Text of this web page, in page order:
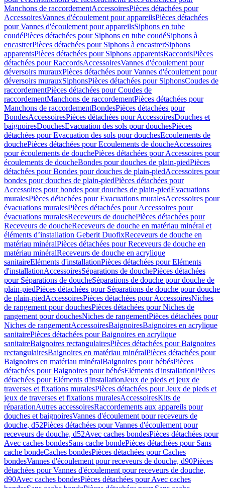
Manchons de raccordementAccessoiresPièces détachées pour
AccessoiresVannes d'écoulement pour appareilsPièces détachées
pour Vannes d'écoulement pour appareilsSiphons en tube
coudéPièces détachées pour Siphons en tube coudéSiphons à
encastrerPièces détachées pour Siphons à encastrerSiphons
apparentsPièces détachées pour Siphons apparentsRaccordsPièces
détachées pour RaccordsAccessoiresVannes d'écoulement pour
déversoirs murauxPièces détachées pour Vannes d'écoulement pour
déversoirs murauxSiphonsPièces détachées pour SiphonsCoudes de
raccordementPièces détachées pour Coudes de
raccordementManchons de raccordementPièces détachées pour
Manchons de raccordementBondesPièces détachées pour
BondesAccessoiresPièces détachées pour AccessoiresDouches et
baignoiresDouchesEvacuation des sols pour douchesPièces
détachées pour Evacuation des sols pour douchesEcoulements de
douchePièces détachées pour Ecoulements de doucheAccessoires
pour écoulements de douchePièces détachées pour Accessoires pour
écoulements de doucheBondes pour douches de plain-piedPièces
détachées pour Bondes pour douches de plain-piedAccessoires pour
bondes pour douches de plain-piedPièces détachées pour
Accessoires pour bondes pour douches de plain-piedEvacuations
muralesPièces détachées pour Evacuations muralesAccessoires pour
évacuations muralesPièces détachées pour Accessoires pour
évacuations muralesReceveurs de douchePièces détachées pour
Receveurs de doucheReceveurs de douche en matériau minéral et
éléments d’installation Geberit DuofixReceveurs de douche en
matériau minéralPièces détachées pour Receveurs de douche en
matériau minéralReceveurs de douche en acrylique
sanitaireEléments d'installationPièces détachées pour Eléments
d'installationAccessoiresSéparations de douchePièces détachées
pour Séparations de doucheSéparations de douche pour douche de
plain-piedPièces détachées pour Séparations de douche pour douche
de plain-piedAccessoiresPièces détachées pour AccessoiresNiches
de rangement pour douchesPièces détachées pour Niches de
rangement pour douchesNiches de rangementPièces détachées pour
Niches de rangementAccessoiresBaignoiresBaignoires en acrylique
sanitairePièces détachées pour Baignoires en acrylique
sanitaireBaignoires rectangulairesPièces détachées pour Baignoires
rectangulairesBaignoires en matériau minéralPièces détachées pour
Baignoires en matériau minéralBaignoires pour bébésPièces
détachées pour Baignoires pour bébésEléments d'installationPièces
détachées pour Eléments d'installationJeux de pieds et jeux de
traverses et fixations muralesPièces détachées pour Jeux de pieds et
jeux de traverses et fixations muralesAccessoiresKits de
réparationAutres accessoiresRaccordements aux appareils pour
douches et baignoiresVannes d'écoulement pour receveurs de
douche, d52Pièces détachées pour Vannes d'écoulement pour
receveurs de douche, d52Avec caches bondesPièces détachées pour
Avec caches bondesSans cache bondePièces détachées pour Sans
cache bondeCaches bondesPièces détachées pour Caches
bondesVannes d'écoulement pour receveurs de douche, d90Pièces
détachées pour Vannes d'écoulement pour receveurs de douche,
d90Avec caches bondesPièces détachées pour Avec caches